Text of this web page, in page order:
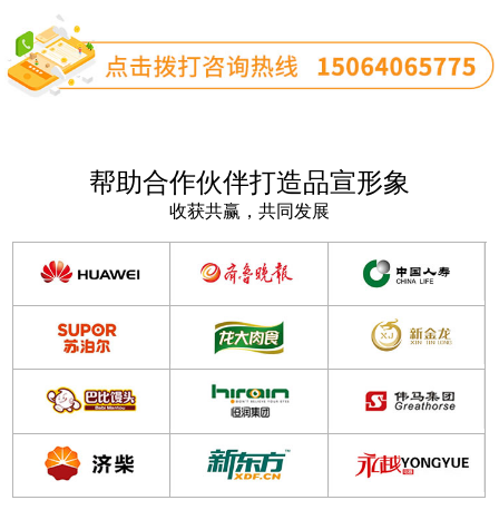
帮助合作伙伴打造品宣形象
收获共赢，共同发展